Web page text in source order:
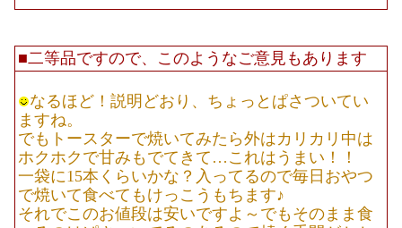
■二等品ですので、このようなご意見もあります
なるほど！説明どおり、ちょっとぱさついてい
ますね。
でもトースターで焼いてみたら外はカリカリ中は
ホクホクで甘みもでてきて…これはうまい！！
一袋に15本くらいかな？入ってるので毎日おやつ
で焼いて食べてもけっこうもちます♪
それでこのお値段は安いですよ～でもそのまま食